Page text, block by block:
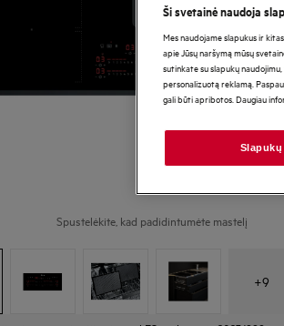
Spustelėkite, kad padidintumėte mastelį
+9
Ši svetainė naudoja
Mes naudojame slapukus ir
apie Jūsų naršymą mūsų
sutinkate su slapukų
personalizuotą reklamą.
gali būti apribotos. Daugiau